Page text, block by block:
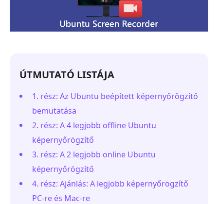
ÚTMUTATÓ LISTÁJA
1. rész: Az Ubuntu beépített képernyőrögzítő
bemutatása
2. rész: A 4 legjobb offline Ubuntu
képernyőrögzítő
3. rész: A 2 legjobb online Ubuntu
képernyőrögzítő
4. rész: Ajánlás: A legjobb képernyőrögzítő
PC-re és Mac-re